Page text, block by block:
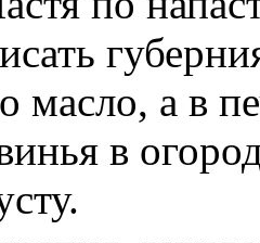
масло, а в
в